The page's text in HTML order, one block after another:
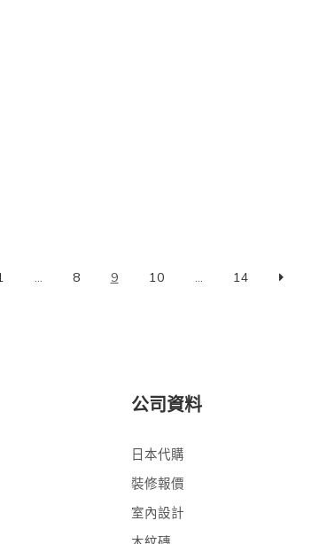
... 8 9 10 ... 14
公司資料
日本代購
裝修報價
室內設計